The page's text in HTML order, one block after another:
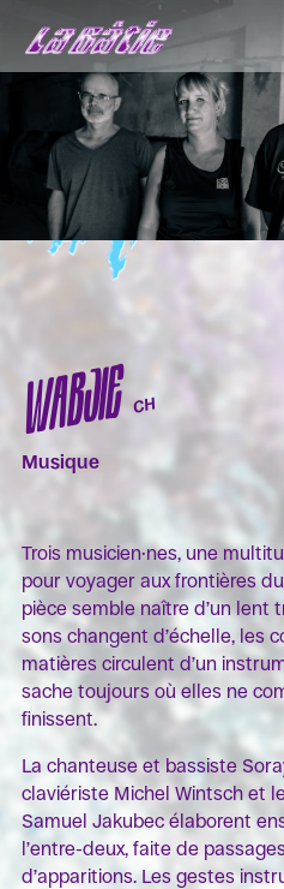
WABJIE CH
Musique
Trois musicien·nes, une
pour voyager aux frontières
pièce semble naître d’un lent
sons changent d’échelle, les
matières circulent d’un
sache toujours où elles ne
finissent.
La chanteuse et bassiste
claviériste Michel Wintsch et
Samuel Jakubec élaborent
l’entre-deux, faite de
d’apparitions. Les gestes